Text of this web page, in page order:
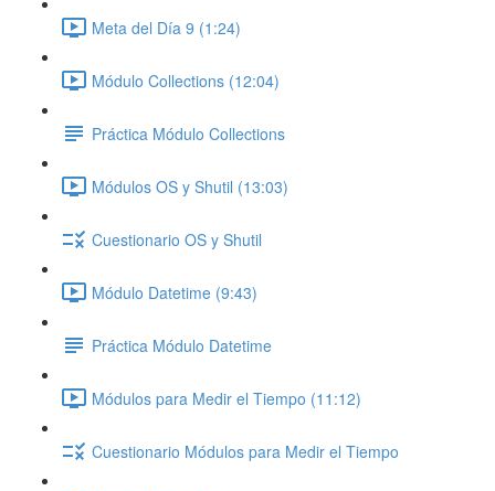
Meta del Día 9 (1:24)
Módulo Collections (12:04)
Práctica Módulo Collections
Módulos OS y Shutil (13:03)
Cuestionario OS y Shutil
Módulo Datetime (9:43)
Práctica Módulo Datetime
Módulos para Medir el Tiempo (11:12)
Cuestionario Módulos para Medir el Tiempo